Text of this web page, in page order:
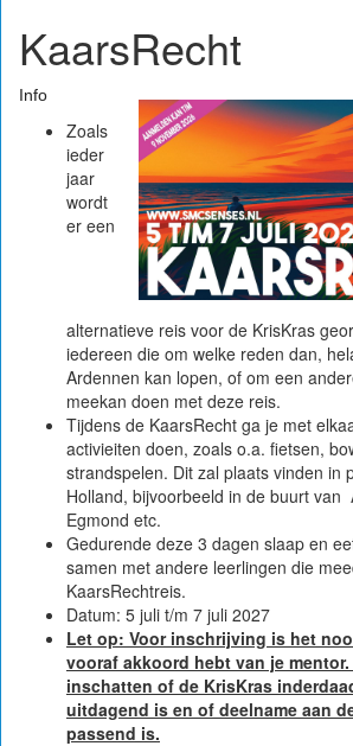
KaarsRecht
Info
Zoals
ieder
jaar
wordt
er een
alternatieve reis voor de KrisKras
iedereen die om welke reden dan,
Ardennen kan lopen, of om een
meekan doen met deze reis.
Tijdens de KaarsRecht ga je met
activieiten doen, zoals o.a. fietsen,
strandspelen. Dit zal plaats vinden in
Holland, bijvoorbeeld in de buurt van
Egmond etc.
Gedurende deze 3 dagen slaap en
samen met andere leerlingen die
KaarsRechtreis.
Datum: 5 juli t/m 7 juli 2027
Let op: Voor inschrijving is het
vooraf akkoord hebt van je
inschatten of de KrisKras
uitdagend is en of deelname aan
passend is.